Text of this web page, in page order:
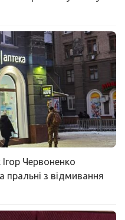
Червоненко
пральні з відмивання